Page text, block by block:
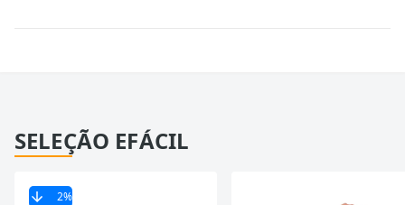
SELEÇÃO EFÁCIL
2%